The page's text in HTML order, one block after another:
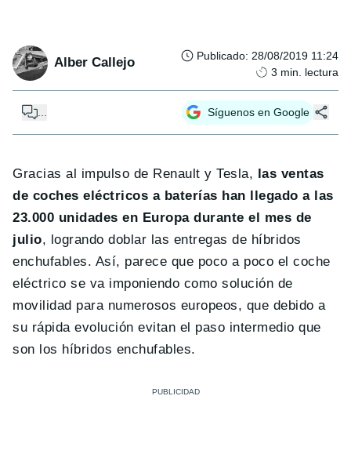
Alber Callejo Publicado: 28/08/2019 11:24
3 min. lectura
Síguenos en Google
Gracias al impulso de Renault y Tesla, las ventas
de coches eléctricos a baterías han llegado a las
23.000 unidades en Europa durante el mes de
julio, logrando doblar las entregas de híbridos
enchufables. Así, parece que poco a poco el coche
eléctrico se va imponiendo como solución de
movilidad para numerosos europeos, que debido a
su rápida evolución evitan el paso intermedio que
son los híbridos enchufables.